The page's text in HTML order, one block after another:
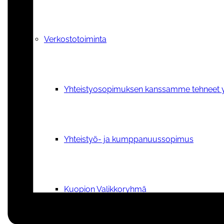
Verkostotoiminta
Yhteistyosopimuksen kanssamme tehneet
Yhteistyö- ja kumppanuussopimus
Kuopion Valikkoryhmä